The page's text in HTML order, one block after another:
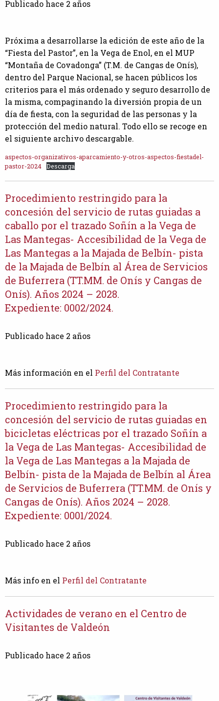
Publicado hace 2 años
Próxima a desarrollarse la edición de este año de la
“Fiesta del Pastor”, en la Vega de Enol, en el MUP
“Montaña de Covadonga” (T.M. de Cangas de Onís),
dentro del Parque Nacional, se hacen públicos los
criterios para el más ordenado y seguro desarrollo de
la misma, compaginando la diversión propia de un
día de fiesta, con la seguridad de las personas y la
protección del medio natural. Todo ello se recoge en
el siguiente archivo descargable.
aspectos-organizativos-aparcamiento-y-otros-aspectos-fiestadel-
pastor-2024
Descarga
Procedimiento restringido para la
concesión del servicio de rutas guiadas a
caballo por el trazado Soñín a la Vega de
Las Mantegas- Accesibilidad de la Vega de
Las Mantegas a la Majada de Belbín- pista
de la Majada de Belbín al Área de Servicios
de Buferrera (TT.MM. de Onís y Cangas de
Onís). Años 2024 – 2028.
Expediente: 0002/2024.
Publicado hace 2 años
Más información en el Perfil del Contratante
Procedimiento restringido para la
concesión del servicio de rutas guiadas en
bicicletas eléctricas por el trazado Soñín a
la Vega de Las Mantegas- Accesibilidad de
la Vega de Las Mantegas a la Majada de
Belbín- pista de la Majada de Belbín al Área
de Servicios de Buferrera (TT.MM. de Onís y
Cangas de Onís). Años 2024 – 2028.
Expediente: 0001/2024.
Publicado hace 2 años
Más info en el Perfil del Contratante
Actividades de verano en el Centro de
Visitantes de Valdeón
Publicado hace 2 años